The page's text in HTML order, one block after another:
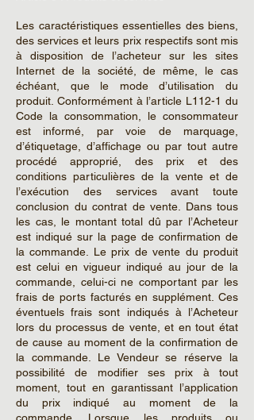
Les caractéristiques essentielles des biens,
des services et leurs prix respectifs sont mis
à disposition de l’acheteur sur les sites
Internet de la société, de même, le cas
échéant, que le mode d’utilisation du
produit. Conformément à l’article L112-1 du
Code la consommation, le consommateur
est informé, par voie de marquage,
d’étiquetage, d’affichage ou par tout autre
procédé approprié, des prix et des
conditions particulières de la vente et de
l’exécution des services avant toute
conclusion du contrat de vente. Dans tous
les cas, le montant total dû par l’Acheteur
est indiqué sur la page de confirmation de
la commande. Le prix de vente du produit
est celui en vigueur indiqué au jour de la
commande, celui-ci ne comportant par les
frais de ports facturés en supplément. Ces
éventuels frais sont indiqués à l’Acheteur
lors du processus de vente, et en tout état
de cause au moment de la confirmation de
la commande. Le Vendeur se réserve la
possibilité de modifier ses prix à tout
moment, tout en garantissant l’application
du prix indiqué au moment de la
commande. Lorsque les produits ou